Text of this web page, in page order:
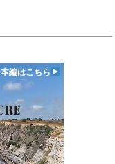
本編はこちら